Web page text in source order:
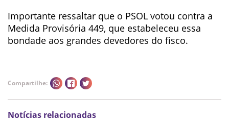
Importante ressaltar que o PSOL votou contra a
Medida Provisória 449, que estabeleceu essa
bondade aos grandes devedores do fisco.
Compartilhe:
Notícias relacionadas